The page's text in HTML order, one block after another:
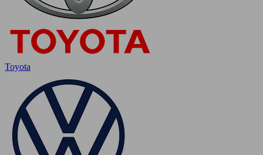
Toyota